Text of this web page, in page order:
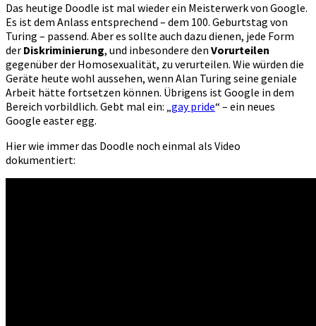
Das heutige Doodle ist mal wieder ein Meisterwerk von Google.
Es ist dem Anlass entsprechend – dem 100. Geburtstag von
Turing – passend. Aber es sollte auch dazu dienen, jede Form
der Diskriminierung, und inbesondere den Vorurteilen
gegenüber der Homosexualität, zu verurteilen. Wie würden die
Geräte heute wohl aussehen, wenn Alan Turing seine geniale
Arbeit hätte fortsetzen können. Übrigens ist Google in dem
Bereich vorbildlich. Gebt mal ein: „gay pride“ – ein neues
Google easter egg.
Hier wie immer das Doodle noch einmal als Video
dokumentiert: